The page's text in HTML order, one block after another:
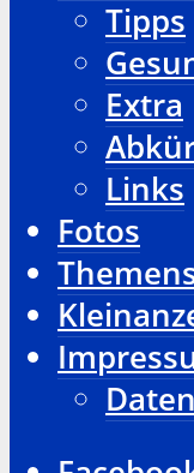
Tipps
Extra
Links
Fotos